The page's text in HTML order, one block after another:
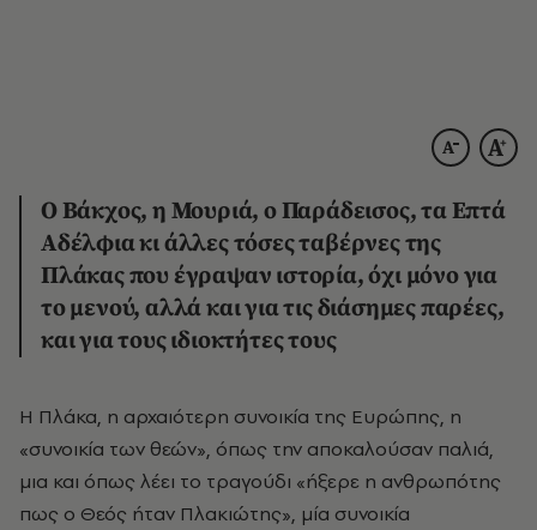
Ο Βάκχος, η Μουριά, ο Παράδεισος, τα Επτά
Αδέλφια κι άλλες τόσες ταβέρνες της
Πλάκας που έγραψαν ιστορία, όχι μόνο για
το μενού, αλλά και για τις διάσημες παρέες,
και για τους ιδιοκτήτες τους
Η Πλάκα, η αρχαιότερη συνοικία της Ευρώπης, η
«συνοικία των θεών», όπως την αποκαλούσαν παλιά,
μια και όπως λέει το τραγούδι «ήξερε η ανθρωπότης
πως ο Θεός ήταν Πλακιώτης», μία συνοικία